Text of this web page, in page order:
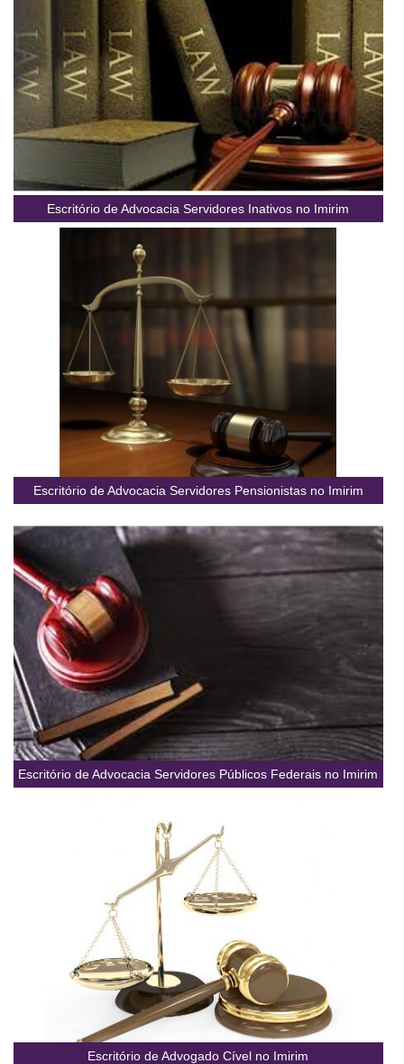
Escritório de Advocacia Servidores Inativos no Imirim
Escritório de Advocacia Servidores Pensionistas no Imirim
Escritório de Advocacia Servidores Públicos Federais no Imirim
Escritório de Advogado Cível no Imirim